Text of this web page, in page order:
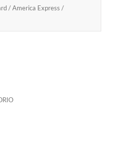
/ America Express /